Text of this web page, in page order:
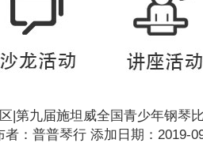
|第九届施坦威全国青少年钢琴
者：普普琴行 添加日期：2019-